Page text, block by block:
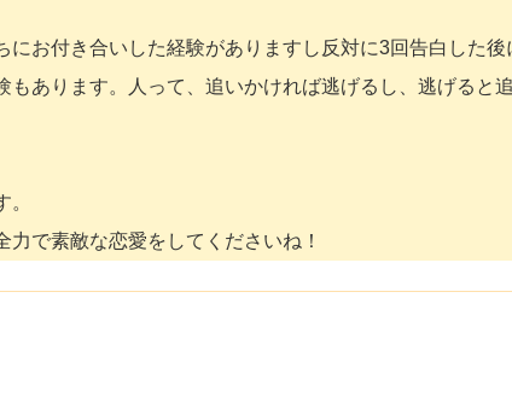
お付き合いした経験がありますし反対に3回告白した後
あります。人って、追いかければ逃げるし、逃げると
で素敵な恋愛をしてくださいね！